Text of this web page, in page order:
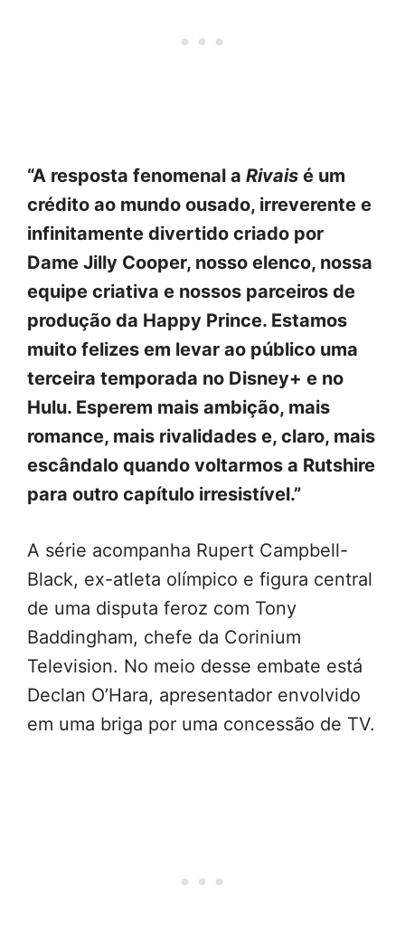
“A resposta fenomenal a Rivais é um
crédito ao mundo ousado, irreverente e
infinitamente divertido criado por
Dame Jilly Cooper, nosso elenco, nossa
equipe criativa e nossos parceiros de
produção da Happy Prince. Estamos
muito felizes em levar ao público uma
terceira temporada no Disney+ e no
Hulu. Esperem mais ambição, mais
romance, mais rivalidades e, claro, mais
escândalo quando voltarmos a Rutshire
para outro capítulo irresistível.”
A série acompanha Rupert Campbell-
Black, ex-atleta olímpico e figura central
de uma disputa feroz com Tony
Baddingham, chefe da Corinium
Television. No meio desse embate está
Declan O’Hara, apresentador envolvido
em uma briga por uma concessão de TV.